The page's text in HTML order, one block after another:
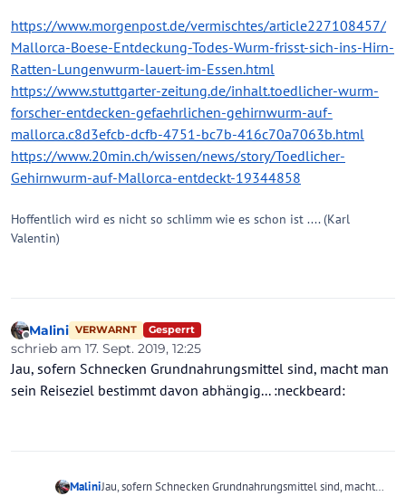
https://www.morgenpost.de/vermischtes/article227108457/
Mallorca-Boese-Entdeckung-Todes-Wurm-frisst-sich-ins-Hirn-
Ratten-Lungenwurm-lauert-im-Essen.html
https://www.stuttgarter-zeitung.de/inhalt.toedlicher-wurm-
forscher-entdecken-gefaehrlichen-gehirnwurm-auf-
mallorca.c8d3efcb-dcfb-4751-bc7b-416c70a7063b.html
https://www.20min.ch/wissen/news/story/Toedlicher-
Gehirnwurm-auf-Mallorca-entdeckt-19344858
Hoffentlich wird es nicht so schlimm wie es schon ist .... (Karl
Valentin)
Offline
Malini VERWARNT Gesperrt
schrieb am 17. Sept. 2019, 12:25
zuletzt editiert von Malini
Jau, sofern Schnecken Grundnahrungsmittel sind, macht man
sein Reiseziel bestimmt davon abhängig... :neckbeard:
MaliniJau, sofern Schnecken Grundnahrungsmittel sind, macht